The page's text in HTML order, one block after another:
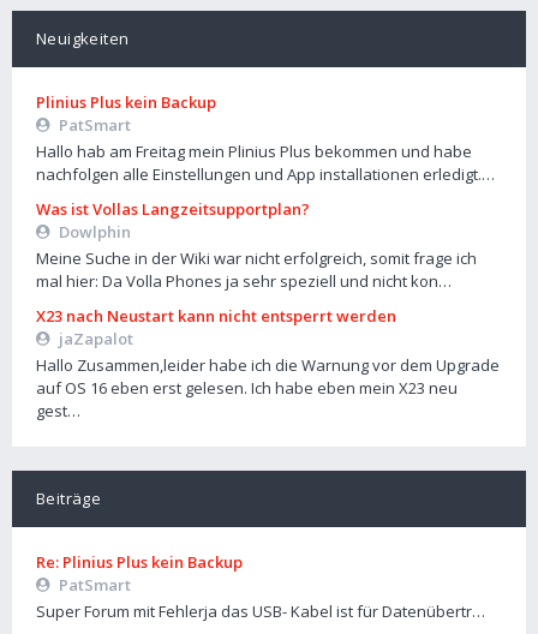
Neuigkeiten
Plinius Plus kein Backup
PatSmart
Hallo hab am Freitag mein Plinius Plus bekommen und habe
nachfolgen alle Einstellungen und App installationen erledigt.…
Was ist Vollas Langzeitsupportplan?
Dowlphin
Meine Suche in der Wiki war nicht erfolgreich, somit frage ich
mal hier: Da Volla Phones ja sehr speziell und nicht kon…
X23 nach Neustart kann nicht entsperrt werden
jaZapalot
Hallo Zusammen,leider habe ich die Warnung vor dem Upgrade
auf OS 16 eben erst gelesen. Ich habe eben mein X23 neu
gest…
Beiträge
Re: Plinius Plus kein Backup
PatSmart
Super Forum mit Fehlerja das USB- Kabel ist für Datenübertr…